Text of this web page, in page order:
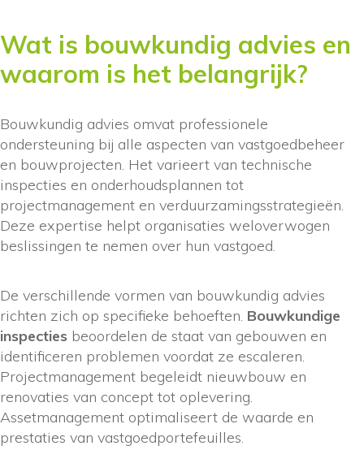
Wat is bouwkundig advies en
waarom is het belangrijk?
Bouwkundig advies omvat professionele
ondersteuning bij alle aspecten van vastgoedbeheer
en bouwprojecten. Het varieert van technische
inspecties en onderhoudsplannen tot
projectmanagement en verduurzamingsstrategieën.
Deze expertise helpt organisaties weloverwogen
beslissingen te nemen over hun vastgoed.
De verschillende vormen van bouwkundig advies
richten zich op specifieke behoeften. Bouwkundige
inspecties beoordelen de staat van gebouwen en
identificeren problemen voordat ze escaleren.
Projectmanagement begeleidt nieuwbouw en
renovaties van concept tot oplevering.
Assetmanagement optimaliseert de waarde en
prestaties van vastgoedportefeuilles.